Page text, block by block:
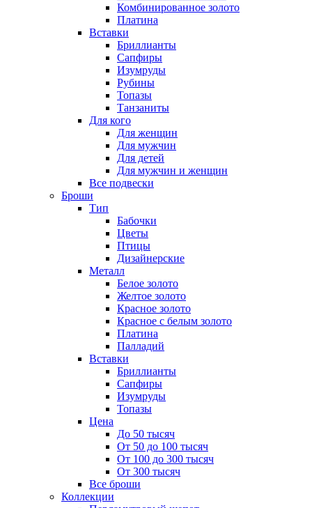
Комбинированное золото
Платина
Вставки
Бриллианты
Сапфиры
Изумруды
Рубины
Топазы
Танзаниты
Для кого
Для женщин
Для мужчин
Для детей
Для мужчин и женщин
Все подвески
Броши
Тип
Бабочки
Цветы
Птицы
Дизайнерские
Металл
Белое золото
Желтое золото
Красное золото
Красное с белым золото
Платина
Палладий
Вставки
Бриллианты
Сапфиры
Изумруды
Топазы
Цена
До 50 тысяч
От 50 до 100 тысяч
От 100 до 300 тысяч
От 300 тысяч
Все броши
Коллекции